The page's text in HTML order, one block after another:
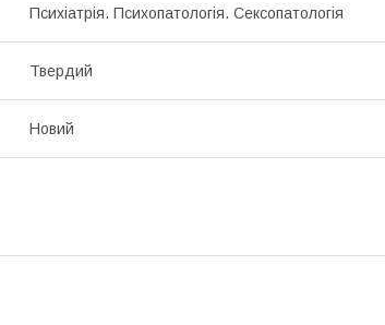
Психіатрія. Психопатологія. Сексопатологія
Твердий
Новий